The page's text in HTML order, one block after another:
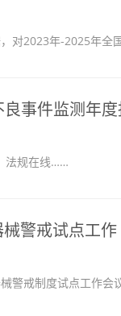
2023年-2025年全
事件监测年
法规在线……
警戒试点工作
戒制度试点工作会